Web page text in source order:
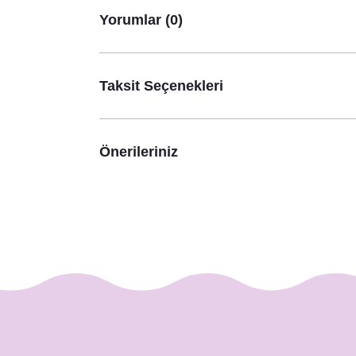
Yeşil Yapraklı Kuşlu Konsept Konuşma Balonu Seti
Yorumlar (0)
Taksit Seçenekleri
Önerileriniz